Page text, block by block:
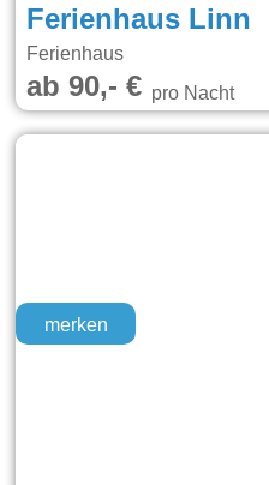
Ferienhaus Linn
Ferienhaus
ab 90,- €pro Nacht
merken